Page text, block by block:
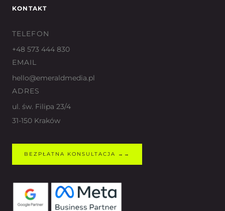
KONTAKT
TELEFON
+48 573 444 830
EMAIL
hello@emeraldmedia.pl
ADRES
ul. św. Filipa 23/4
31-150 Kraków
BEZPŁATNA KONSULTACJA →